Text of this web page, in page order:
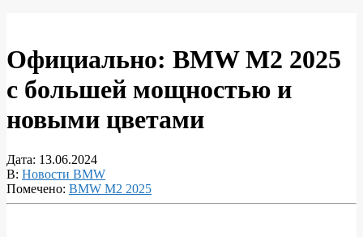
Официально: BMW M2 2025
с большей мощностью и
новыми цветами
Дата: 13.06.2024
В: Новости BMW
Помечено: BMW M2 2025